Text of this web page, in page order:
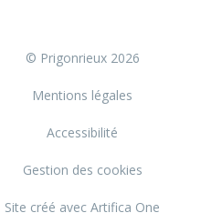
© Prigonrieux 2026
Mentions légales
Accessibilité
Gestion des cookies
Site créé avec Artifica One